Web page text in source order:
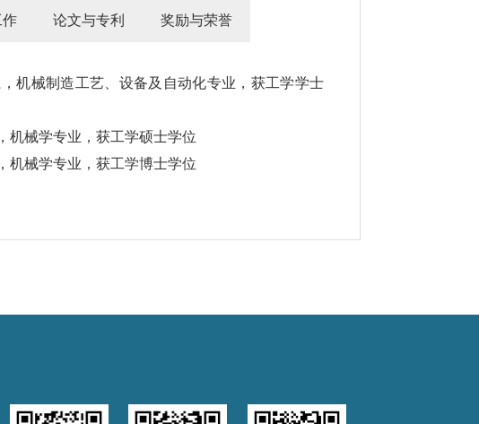
论文与专利 奖励与荣誉
机械制造工艺、设备及自动化专业，获工学学士
机械学专业，获工学硕士学位
机械学专业，获工学博士学位